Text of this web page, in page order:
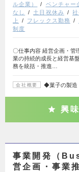
ル企業） ベンチャー
なし
土日祝休み
上
フレックス勤務
制度
〇仕事内容 経営企画・管
業の持続的成長と経営基
務を統括・推進…
会社概要 ◆菓子の製造
興
事業開発（
営企画・事業